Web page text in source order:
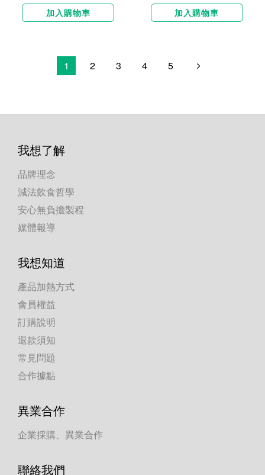
加入購物車
加入購物車
1 2 3 4 5
我想了解
品牌理念
減法飲食哲學
安心無負擔製程
媒體報導
我想知道
產品加熱方式
會員權益
訂購說明
退款須知
常見問題
合作據點
異業合作
企業採購、異業合作
聯絡我們